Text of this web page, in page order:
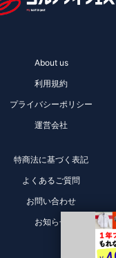
About us
利用規約
プライバシーポリシー
運営会社
特商法に基づく表記
よくあるご質問
お問い合わせ
お知らせ